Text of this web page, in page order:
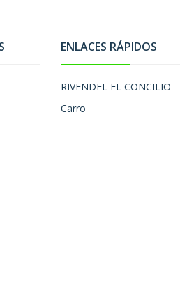
ENLACES RÁPIDOS
RIVENDEL EL CONCILIO
Carro